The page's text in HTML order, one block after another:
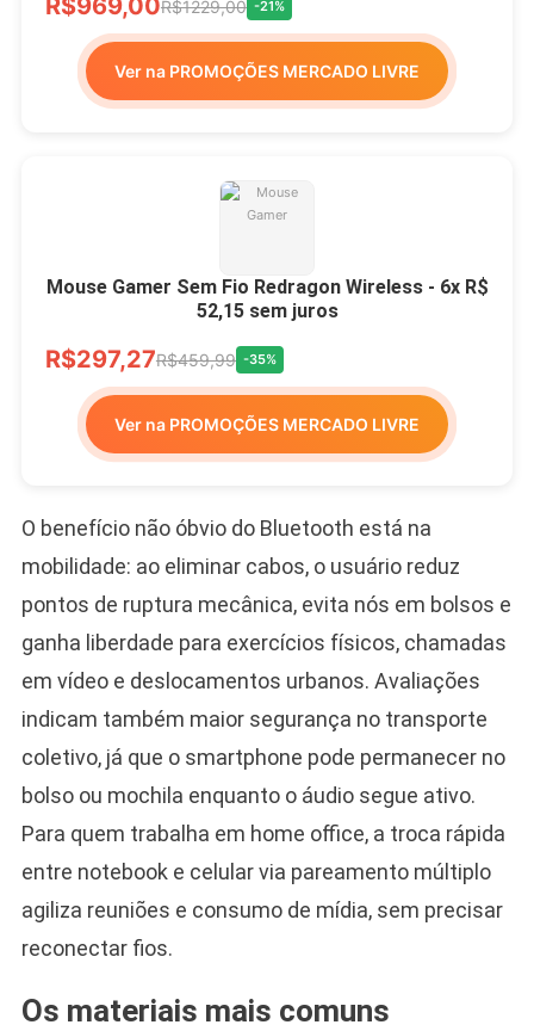
R$969,00R$1229,00 -21%
Ver na PROMOÇÕES MERCADO LIVRE
Mouse Gamer Sem Fio Redragon Wireless - 6x R$
52,15 sem juros
R$297,27R$459,99 -35%
Ver na PROMOÇÕES MERCADO LIVRE
O benefício não óbvio do Bluetooth está na
mobilidade: ao eliminar cabos, o usuário reduz
pontos de ruptura mecânica, evita nós em bolsos e
ganha liberdade para exercícios físicos, chamadas
em vídeo e deslocamentos urbanos. Avaliações
indicam também maior segurança no transporte
coletivo, já que o smartphone pode permanecer no
bolso ou mochila enquanto o áudio segue ativo.
Para quem trabalha em home office, a troca rápida
entre notebook e celular via pareamento múltiplo
agiliza reuniões e consumo de mídia, sem precisar
reconectar fios.
Os materiais mais comuns